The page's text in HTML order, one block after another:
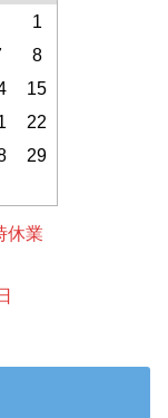
1
8
15
22
29
休業